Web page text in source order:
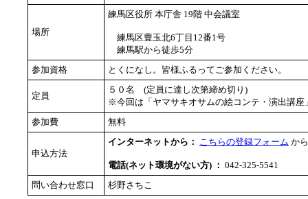
場所
練馬区役所 本庁舎 19階 中会議室
練馬区豊玉北6丁目12番1号
練馬駅から徒歩5分
参加資格
とくになし。皆様ふるってご参加ください。
定員
５０名 (定員に達し次第締め切り)
※今回は「ヤマサキオサムの絵コンテ・演出講
参加費
無料
申込方法
インターネットから： こちらの登録フォーム か
電話(ネット環境がない方) ： 042-325-5541
問い合わせ窓口
杉野さちこ